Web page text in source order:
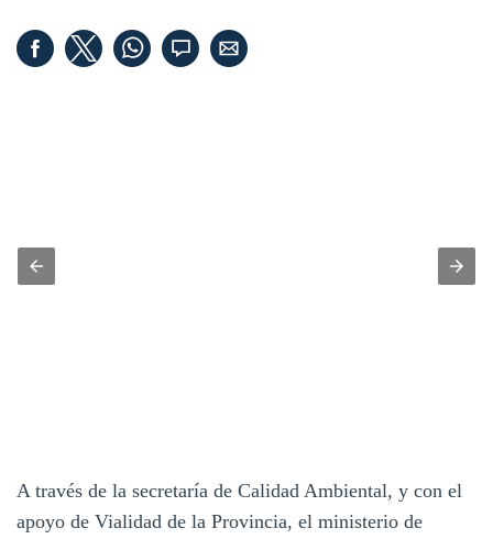
A través de la secretaría de Calidad Ambiental, y con el
apoyo de Vialidad de la Provincia, el ministerio de